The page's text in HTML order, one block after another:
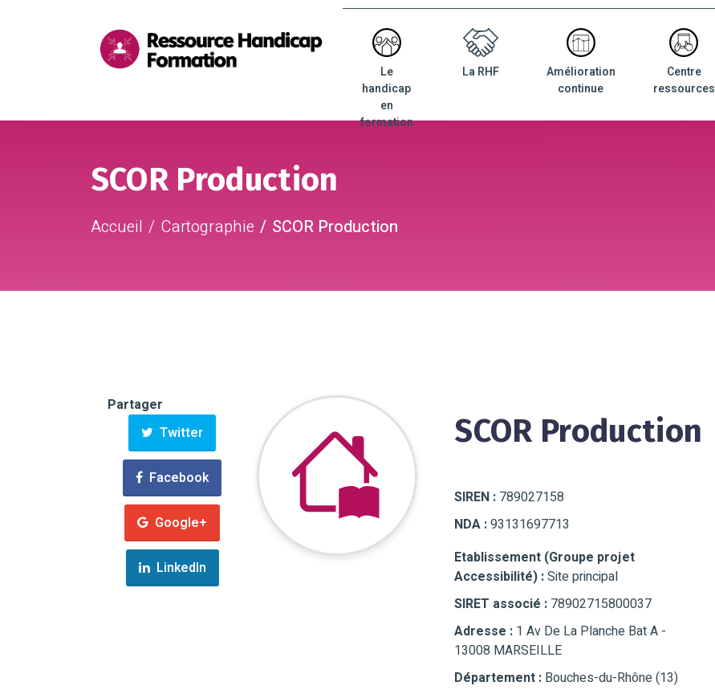
Menu
principal
Le
handicap
en
formation
La RHF
Amélioration
continue
Centre
ressources
SCOR Production
Accueil Cartographie SCOR Production
Partager
Twitter
Facebook
Google+
LinkedIn
SCOR Production
SIREN : 789027158
NDA :93131697713
Etablissement (Groupe projet
Accessibilité) :Site principal
SIRET associé : 78902715800037
Adresse : 1 Av De La Planche Bat A -
13008 MARSEILLE
Département : Bouches-du-Rhône (13)